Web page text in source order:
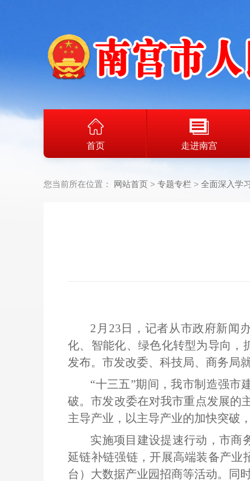
首页 走进南宫
您当前所在位置： 网站首页 专题专栏 全面深入学
2月23日，记者从市政府新闻
化、智能化、绿色化转型为导向，
发布。市发改委、科技局、商务局
“十三五”期间，我市制造强市
破。市发改委在对我市重点发展的
主导产业，以主导产业的加快突破
实施项目建设提速行动，市商
延链补链强链，开展高端装备产业
台）大数据产业园招商等活动。同